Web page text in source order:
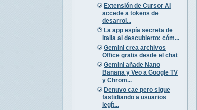
Extensión de Cursor AI
accede a tokens de
desarrol...
La app espía secreta de
Italia al descubierto: cóm...
Gemini crea archivos
Office gratis desde el chat
Gemini añade Nano
Banana y Veo a Google TV
y Chrom...
Denuvo cae pero sigue
fastidiando a usuarios
legít...